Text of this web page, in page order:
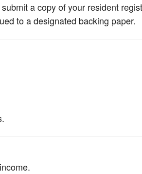
a copy of your resident
to a designated backing paper.